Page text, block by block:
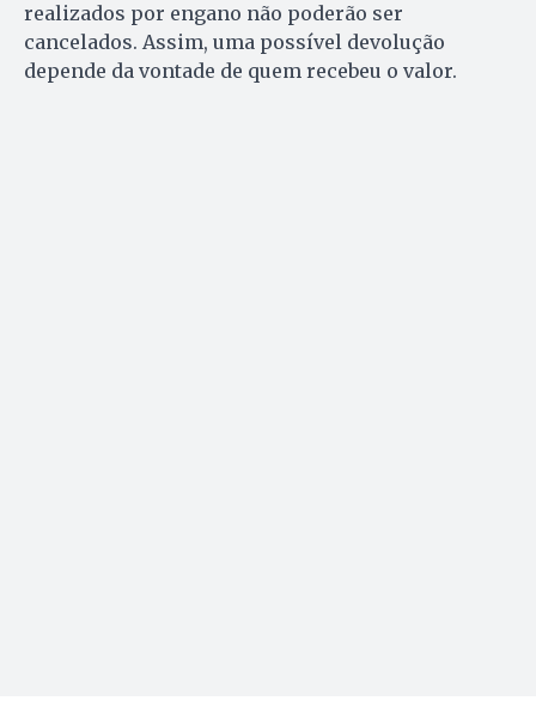
realizados por engano não poderão ser
cancelados. Assim, uma possível devolução
depende da vontade de quem recebeu o valor.